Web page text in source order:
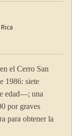
el Cerro San
1986: siete
edad—; una
por graves
para obtener la